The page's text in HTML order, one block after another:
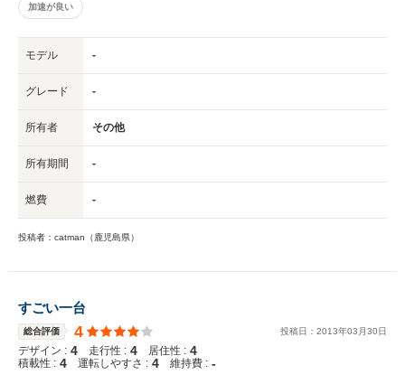
加速が良い
モデル -
グレード -
所有者 その他
所有期間 -
燃費 -
投稿者：catman（鹿児島県）
すごい一台
総合評価 4 投稿日： 2013年03 月30日
デザイン : 4 走行性 : 4 居住性 : 4
積載性 : 4 運転しやすさ : 4 維持費 : -